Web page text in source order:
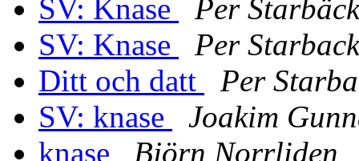
SV: Knase
Per Starbäck
SV: Knase
Per Starback
Ditt och datt
Per
SV: knase
Joakim
knase
Björn Norrliden